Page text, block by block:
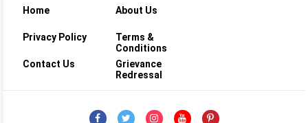
Home About Us
Privacy Policy
Terms &
Conditions
Contact Us
Grievance
Redressal